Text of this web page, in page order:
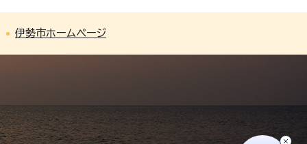
伊勢市ホームページ